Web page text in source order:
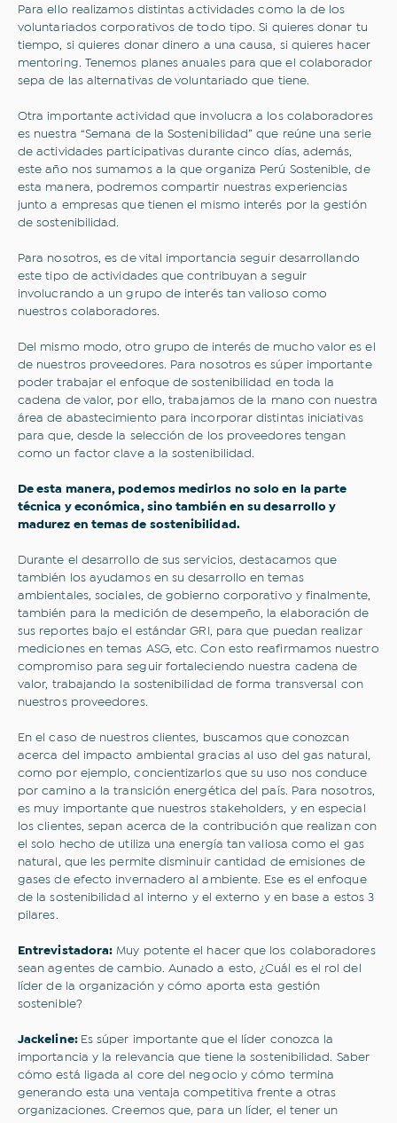
Para ello realizamos distintas actividades como la de los
voluntariados corporativos de todo tipo. Si quieres donar tu
tiempo, si quieres donar dinero a una causa, si quieres hacer
mentoring. Tenemos planes anuales para que el colaborador
sepa de las alternativas de voluntariado que tiene.
Otra importante actividad que involucra a los colaboradores
es nuestra “Semana de la Sostenibilidad” que reúne una serie
de actividades participativas durante cinco días, además,
este año nos sumamos a la que organiza Perú Sostenible, de
esta manera, podremos compartir nuestras experiencias
junto a empresas que tienen el mismo interés por la gestión
de sostenibilidad.
Para nosotros, es de vital importancia seguir desarrollando
este tipo de actividades que contribuyan a seguir
involucrando a un grupo de interés tan valioso como
nuestros colaboradores.
Del mismo modo, otro grupo de interés de mucho valor es el
de nuestros proveedores. Para nosotros es súper importante
poder trabajar el enfoque de sostenibilidad en toda la
cadena de valor, por ello, trabajamos de la mano con nuestra
área de abastecimiento para incorporar distintas iniciativas
para que, desde la selección de los proveedores tengan
como un factor clave a la sostenibilidad.
De esta manera, podemos medirlos no solo en la parte
técnica y económica, sino también en su desarrollo y
madurez en temas de sostenibilidad.
Durante el desarrollo de sus servicios, destacamos que
también los ayudamos en su desarrollo en temas
ambientales, sociales, de gobierno corporativo y finalmente,
también para la medición de desempeño, la elaboración de
sus reportes bajo el estándar GRI, para que puedan realizar
mediciones en temas ASG, etc. Con esto reafirmamos nuestro
compromiso para seguir fortaleciendo nuestra cadena de
valor, trabajando la sostenibilidad de forma transversal con
nuestros proveedores.
En el caso de nuestros clientes, buscamos que conozcan
acerca del impacto ambiental gracias al uso del gas natural,
como por ejemplo, concientizarlos que su uso nos conduce
por camino a la transición energética del país. Para nosotros,
es muy importante que nuestros stakeholders, y en especial
los clientes, sepan acerca de la contribución que realizan con
el solo hecho de utiliza una energía tan valiosa como el gas
natural, que les permite disminuir cantidad de emisiones de
gases de efecto invernadero al ambiente. Ese es el enfoque
de la sostenibilidad al interno y el externo y en base a estos 3
pilares.
Entrevistadora: Muy potente el hacer que los colaboradores
sean agentes de cambio. Aunado a esto, ¿Cuál es el rol del
líder de la organización y cómo aporta esta gestión
sostenible?
Jackeline: Es súper importante que el líder conozca la
importancia y la relevancia que tiene la sostenibilidad. Saber
cómo está ligada al core del negocio y cómo termina
generando esta una ventaja competitiva frente a otras
organizaciones. Creemos que, para un líder, el tener un